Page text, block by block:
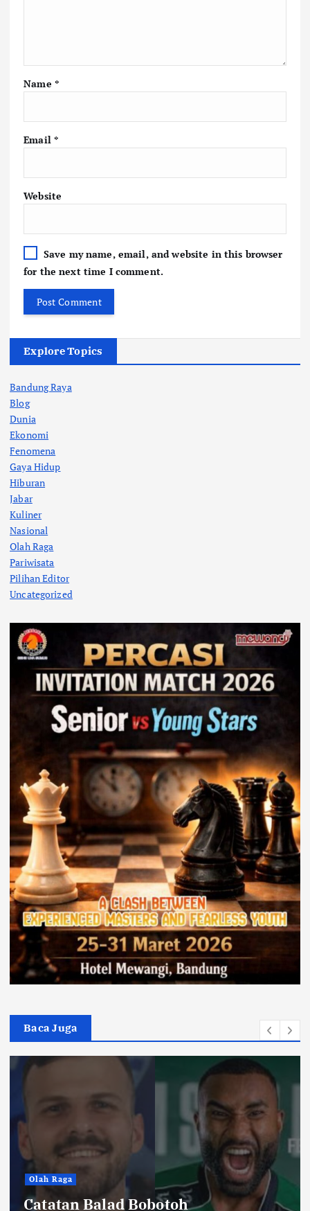
Name *
Email *
Website
Save my name, email, and website in this browser
for the next time I comment.
Explore Topics
Bandung Raya
Blog
Dunia
Ekonomi
Fenomena
Gaya Hidup
Hiburan
Jabar
Kuliner
Nasional
Olah Raga
Pariwisata
Pilihan Editor
Uncategorized
Baca Juga
Hiburan